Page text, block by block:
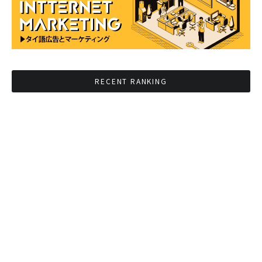
RECENT RANKING